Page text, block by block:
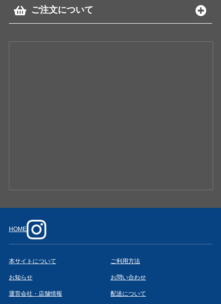
ご注文について
HOME
本サイトについて ご利用方法
お知らせ お問い合わせ
運営会社・店舗情報 配送について